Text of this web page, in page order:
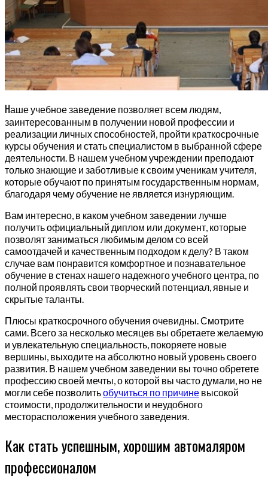
Наше учебное заведение позволяет всем людям,
заинтересованным в получении новой профессии и
реализации личных способностей, пройти краткосрочные
курсы обучения и стать специалистом в выбранной сфере
деятельности. В нашем учебном учреждении преподают
только знающие и заботливые к своим ученикам учителя,
которые обучают по принятым государственным нормам,
благодаря чему обучение не является изнуряющим.
Вам интересно, в каком учебном заведении лучше
получить официальный диплом или документ, которые
позволят заниматься любимым делом со всей
самоотдачей и качественным подходом к делу? В таком
случае вам понравится комфортное и познавательное
обучение в стенах нашего надежного учебного центра, по
полной проявлять свои творческий потенциал, явные и
скрытые таланты.
Плюсы краткосрочного обучения очевидны. Смотрите
сами. Всего за несколько месяцев вы обретаете желаемую
и увлекательную специальность, покоряете новые
вершины, выходите на абсолютно новый уровень своего
развития. В нашем учебном заведении вы точно обретете
профессию своей мечты, о которой вы часто думали, но не
могли себе позволитьобучиться по причине высокой
стоимости, продолжительности и неудобного
месторасположения учебного заведения.
Как стать успешным, хорошим автомаляром
профессионалом